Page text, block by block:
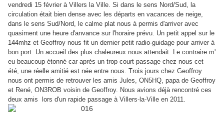
vendredi 15 février à Villers la Ville. Si dans le sens Nord/Sud, la
circulation était bien dense avec les départs en vacances de neige,
dans le sens Sud/Nord, le calme plat nous à permis d'arriver avec
quasiment une heure d'anvance sur l'horaire prévu. Un petit appel sur le
144mhz et Geoffroy nous fit un dernier petit radio-guidage pour arriver à
bon port. Un accueil des plus chaleureux nous attendait. Le contraire m'
eu beaucoup étonné car après un trop court passage chez nous cet
été, une réelle amitié est née entre nous. Trois jours chez Geoffroy
nous ont permis de retrouver les amis Jules, ON5HQ, papa de Geoffroy
et René, ON3ROB voisin de Geoffroy. Nous avions déjà rencontré ces
deux amis lors d'un rapide passage à Villers-la-Ville en 2011.